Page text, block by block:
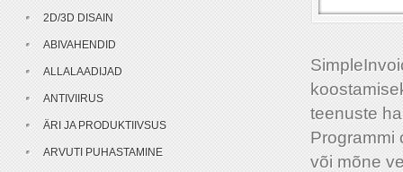
teenuste
Programmi
või mõne
2D/3D DISAIN
ABIVAHENDID
ALLALAADIJAD
ANTIVIIRUS
ÄRI JA PRODUKTIIVSUS
ARVUTI PUHASTAMINE